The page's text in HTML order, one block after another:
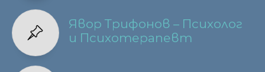
Явор Трифонов – Психолог
и Психотерапевт